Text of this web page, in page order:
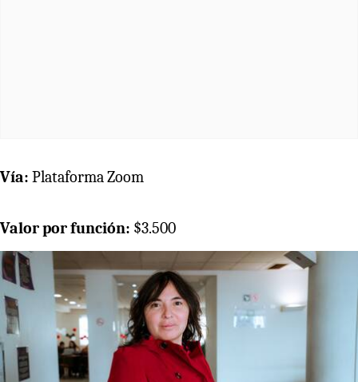
Vía: Plataforma Zoom
Valor por función: $3.500